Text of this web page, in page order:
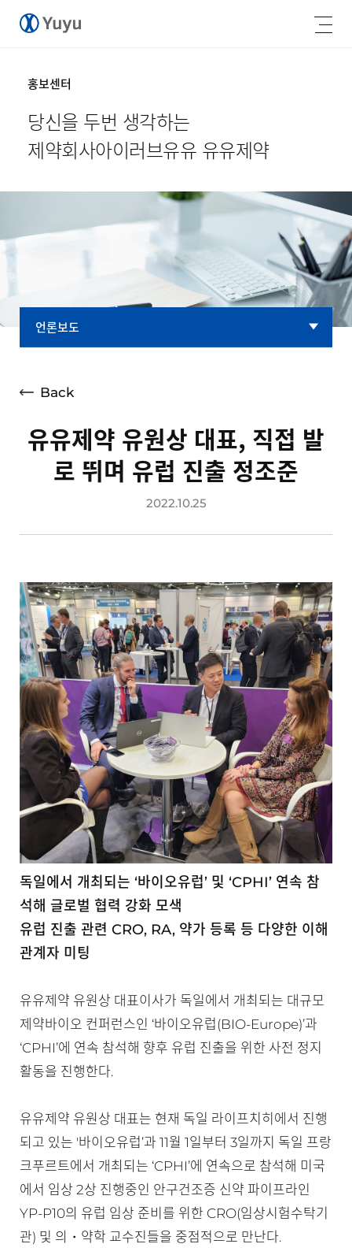
홍보센터
당신을 두번 생각하는
제약회사아이러브유유 유유제약
언론보도
광고소개
공지사항
고객지원
Back
유유제약 유원상 대표, 직접 발
로 뛰며 유럽 진출 정조준
2022.10.25
독일에서 개최되는 ‘바이오유럽’ 및 ‘CPHI’ 연속 참
석해 글로벌 협력 강화 모색
유럽 진출 관련 CRO, RA, 약가 등록 등 다양한 이해
관계자 미팅
유유제약 유원상 대표이사가 독일에서 개최되는 대규모
제약바이오 컨퍼런스인 ‘바이오유럽(BIO-Europe)’과
‘CPHI’에 연속 참석해 향후 유럽 진출을 위한 사전 정지
활동을 진행한다.
유유제약 유원상 대표는 현재 독일 라이프치히에서 진행
되고 있는 '바이오유럽’과 11월 1일부터 3일까지 독일 프랑
크푸르트에서 개최되는 ‘CPHI’에 연속으로 참석해 미국
에서 임상 2상 진행중인 안구건조증 신약 파이프라인
YP-P10의 유럽 임상 준비를 위한 CRO(임상시험수탁기
관) 및 의・약학 교수진들을 중점적으로 만난다.